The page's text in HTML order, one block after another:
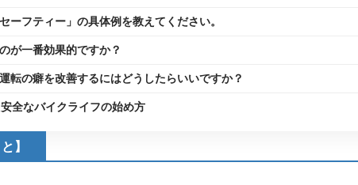
ーフティー」の具体例を教えてください。
が一番効果的ですか？
転の癖を改善するにはどうしたらいいですか？
全なバイクライフの始め方
】